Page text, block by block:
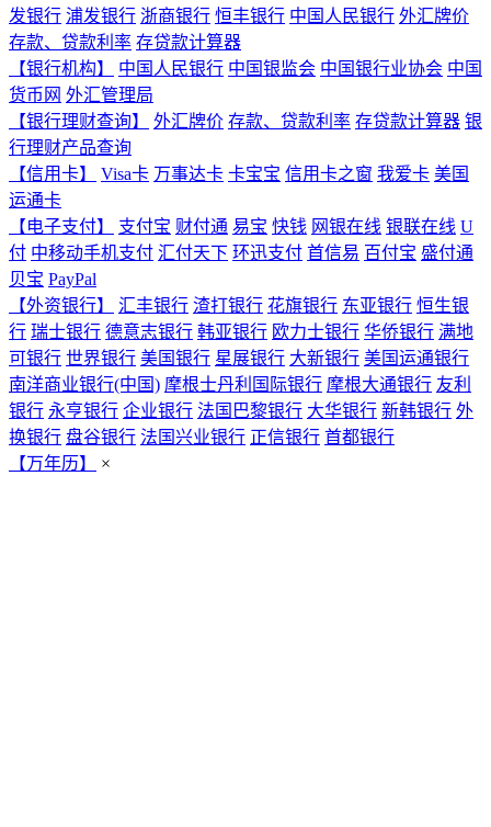
发银行 浦发银行 浙商银行 恒丰银行 中国人民银行 外汇牌价
存款、贷款利率 存贷款计算器
【银行机构】
中国人民银行 中国银监会 中国银行业协会 中国
货币网 外汇管理局
【银行理财查询】
外汇牌价 存款、贷款利率 存贷款计算器 银
行理财产品查询
【信用卡】
Visa卡 万事达卡 卡宝宝 信用卡之窗 我爱卡 美国
运通卡
【电子支付】
支付宝 财付通 易宝 快钱 网银在线 银联在线 U
付 中移动手机支付 汇付天下 环迅支付 首信易 百付宝 盛付通
贝宝 PayPal
【外资银行】
汇丰银行 渣打银行 花旗银行 东亚银行 恒生银
行 瑞士银行 德意志银行 韩亚银行 欧力士银行 华侨银行 满地
可银行 世界银行 美国银行 星展银行 大新银行 美国运通银行
南洋商业银行(中国) 摩根士丹利国际银行 摩根大通银行 友利
银行 永亨银行 企业银行 法国巴黎银行 大华银行 新韩银行 外
换银行 盘谷银行 法国兴业银行 正信银行 首都银行
【万年历】
×